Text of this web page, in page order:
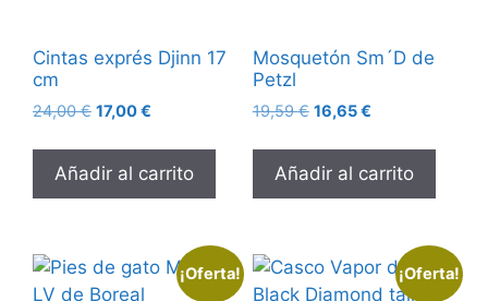
Cintas exprés Djinn 17
cm
24,00€ 17,00€
Añadir al carrito
Mosquetón Sm´D de
Petzl
19,59€ 16,65€
Añadir al carrito
¡Oferta! ¡Oferta!